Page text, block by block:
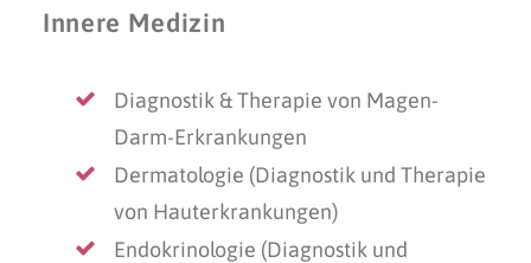
Innere Medizin
Diagnostik & Therapie von Magen-
Darm-Erkrankungen
Dermatologie (Diagnostik und Therapie
von Hauterkrankungen)
Endokrinologie (Diagnostik und